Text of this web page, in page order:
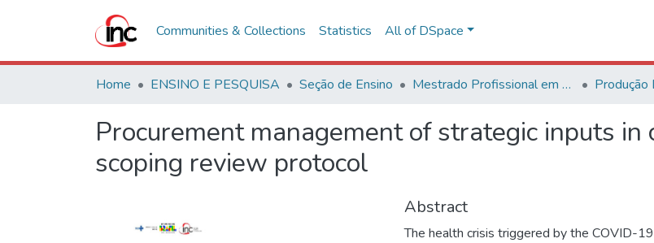
Communities & Collections Statistics All of DSpace
Home ENSINO E PESQUISA Seção de Ensino Mestrado Profissional em Avaliação de Tecnologias em Saúde Produção
Procurement management of strategic inputs
scoping review protocol
Abstract
The health crisis triggered by the COVID-